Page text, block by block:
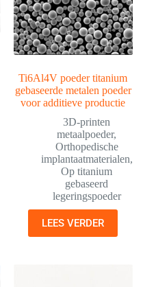
Ti6Al4V poeder titanium
gebaseerde metalen poeder
voor additieve productie
3D-printen
metaalpoeder,
Orthopedische
implantaatmaterialen,
Op titanium
gebaseerd
legeringspoeder
LEES VERDER